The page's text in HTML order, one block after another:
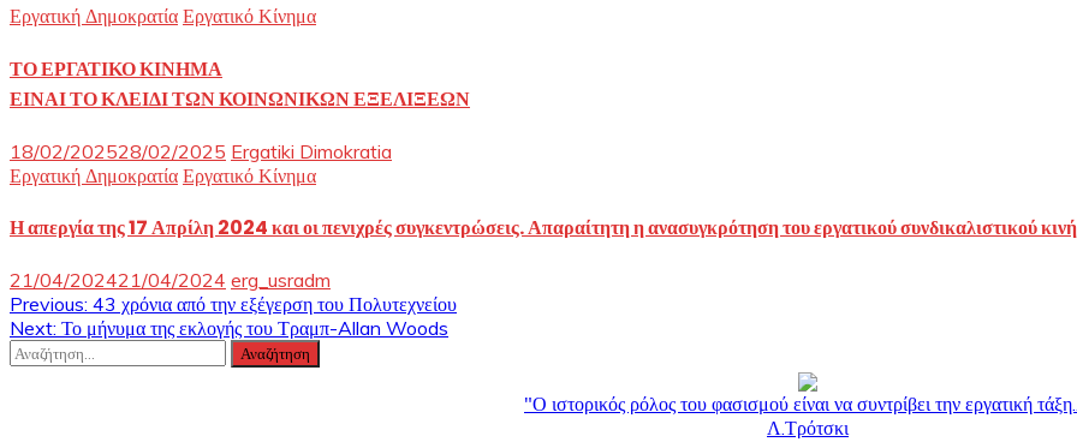
Εργατική Δημοκρατία Εργατικό Κίνημα
ΤΟ ΕΡΓΑΤΙΚΟ ΚΙΝΗΜΑ
ΕΙΝΑΙ ΤΟ ΚΛΕΙΔΙ ΤΩΝ ΚΟΙΝΩΝΙΚΩΝ ΕΞΕΛΙΞΕΩΝ
18/02/202528/02/2025 Ergatiki Dimokratia
Εργατική Δημοκρατία Εργατικό Κίνημα
Η απεργία της 17 Απρίλη 2024 και οι πενιχρές συγκεντρώσεις. Απαραίτητη η ανασυγκρότηση του εργατικού συνδικαλιστικού
21/04/202421/04/2024 erg_usradm
Πλοήγηση
άρθρων
Previous: 43 χρόνια από την εξέγερση του Πολυτεχνείου
Next: Το μήνυμα της εκλογής του Τραμπ-Allan Woods
Αναζήτηση
"Ο ιστορικός ρόλος του φασισμού είναι να συντρίβει την εργατική
Λ.Τρότσκι